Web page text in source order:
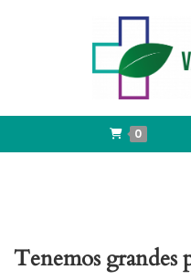
0
Tenemos grandes